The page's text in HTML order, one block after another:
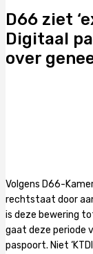
D66 ziet
Digitaal
over
Volgens D66-
rechtstaat door
is deze bewering
gaat deze periode
paspoort. Niet